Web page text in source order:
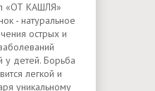
«ОТ КАШЛЯ»
- натуральное
острых и
у детей. Борьба
легкой и
уникальному